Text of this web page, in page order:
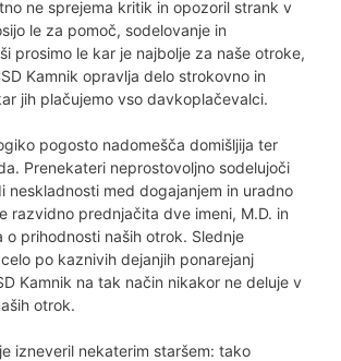
ne sprejema kritik in opozoril strank v
le za pomoč, sodelovanje in
prosimo le kar je najbolje za naše otroke,
Kamnik opravlja delo strokovno in
jih plačujemo vso davkoplačevalci.
pogosto nadomešča domišljija ter
Prenekateri neprostovoljno sodelujoči
neskladnosti med dogajanjem in uradno
razvidno prednjačita dve imeni, M.D. in
o prihodnosti naših otrok. Slednje
po kaznivih dejanjih ponarejanj
Kamnik na tak način nikakor ne deluje v
otrok.
izneveril nekaterim staršem: tako